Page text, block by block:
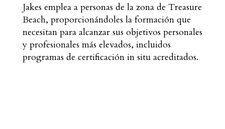
Jakes emplea a personas de la zona de Treasure
Beach, proporcionándoles la formación que
necesitan para alcanzar sus objetivos personales
y profesionales más elevados, incluidos
programas de certificación in situ acreditados.